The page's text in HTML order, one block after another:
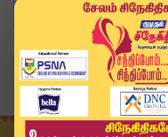
Home
உலகம்
17 வயது டிக்டாக்